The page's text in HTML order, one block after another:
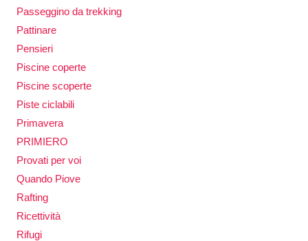
Passeggino da trekking
Pattinare
Pensieri
Piscine coperte
Piscine scoperte
Piste ciclabili
Primavera
PRIMIERO
Provati per voi
Quando Piove
Rafting
Ricettività
Rifugi